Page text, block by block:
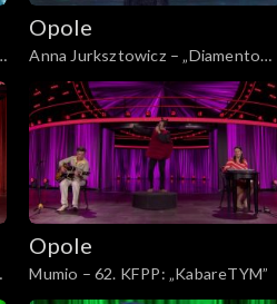
Opole
Anna Jurksztowicz – „Diamentowy
kolczyk” i "Stan pogody". 62. KFPP:
Koncert „Trzy ćwiartki Jacka
Cygana”
Opole
Mumio – 62. KFPP: „KabareTYM”